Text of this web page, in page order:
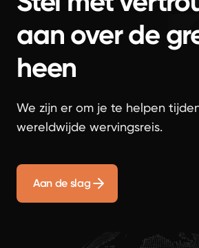
aan over de
heen
We zijn er om je te helpen
wereldwijde wervingsreis.
Aan de slag